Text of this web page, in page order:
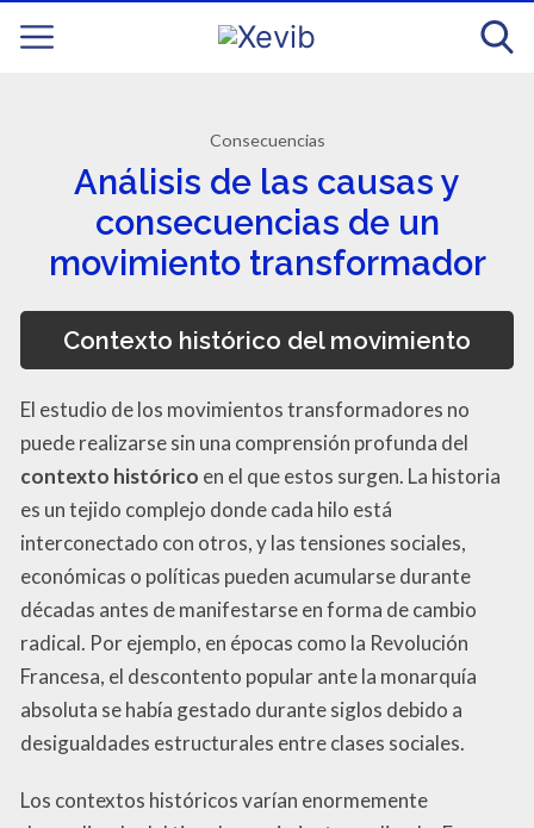
Consecuencias
Análisis de las causas y
consecuencias de un
movimiento transformador
Contexto histórico del movimiento
El estudio de los movimientos transformadores no
puede realizarse sin una comprensión profunda del
contexto histórico en el que estos surgen. La historia
es un tejido complejo donde cada hilo está
interconectado con otros, y las tensiones sociales,
económicas o políticas pueden acumularse durante
décadas antes de manifestarse en forma de cambio
radical. Por ejemplo, en épocas como la Revolución
Francesa, el descontento popular ante la monarquía
absoluta se había gestado durante siglos debido a
desigualdades estructurales entre clases sociales.
Los contextos históricos varían enormemente